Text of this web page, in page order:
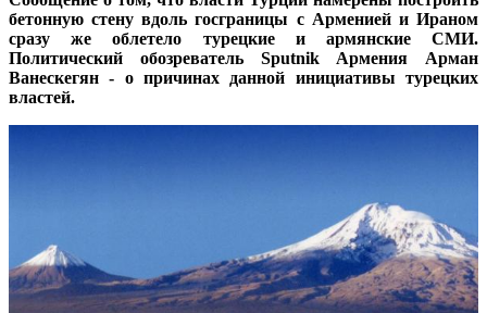
бетонную стену вдоль госграницы с Арменией и Ираном
сразу же облетело турецкие и армянские СМИ.
Политический обозреватель Sputnik Армения Арман
Ванескегян - о причинах данной инициативы турецких
властей.